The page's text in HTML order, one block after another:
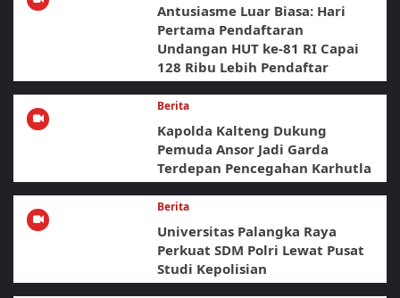
Antusiasme Luar Biasa: Hari
Pertama Pendaftaran
Undangan HUT ke-81 RI Capai
128 Ribu Lebih Pendaftar
Berita
Kapolda Kalteng Dukung
Pemuda Ansor Jadi Garda
Terdepan Pencegahan Karhutla
Berita
Universitas Palangka Raya
Perkuat SDM Polri Lewat Pusat
Studi Kepolisian